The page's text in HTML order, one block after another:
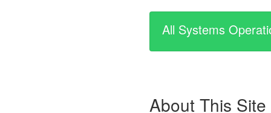
All Systems
About This Site